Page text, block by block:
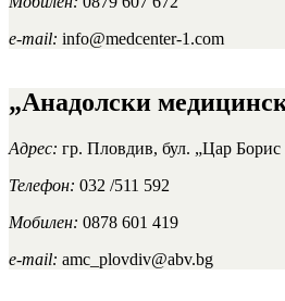
e-mail: info@medcenter-1.com
„Анадолски
Адрес: гр. Пловдив, бул. „Цар
Телефон: 032 /511 592
Мобилен: 0878 601 419
e-mail: amc_plovdiv@abv.bg